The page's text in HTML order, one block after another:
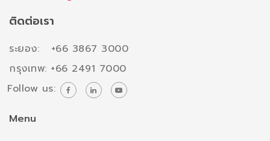
ติดต่อเรา
ระยอง: +66 3867 3000
กรุงเทพ: +66 2491 7000
Follow us:
Menu